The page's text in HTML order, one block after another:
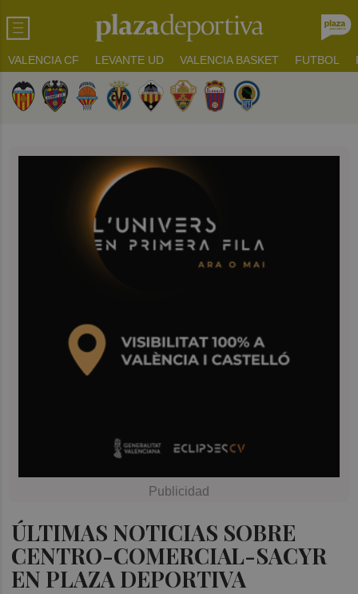
VALENCIA CF LEVANTE UD VALENCIA BASKET FUTBOL
ÚLTIMAS NOTICIAS SOBRE
CENTRO-COMERCIAL-SACYR
EN PLAZA DEPORTIVA